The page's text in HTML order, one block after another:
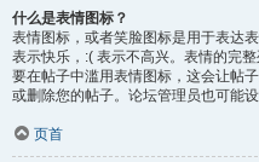
什么是表情图标？
表情图标，或者笑脸图标是用于表达
表示快乐，:( 表示不高兴。表情的完
要在帖子中滥用表情图标，这会让帖
或删除您的帖子。论坛管理员也可能
页首